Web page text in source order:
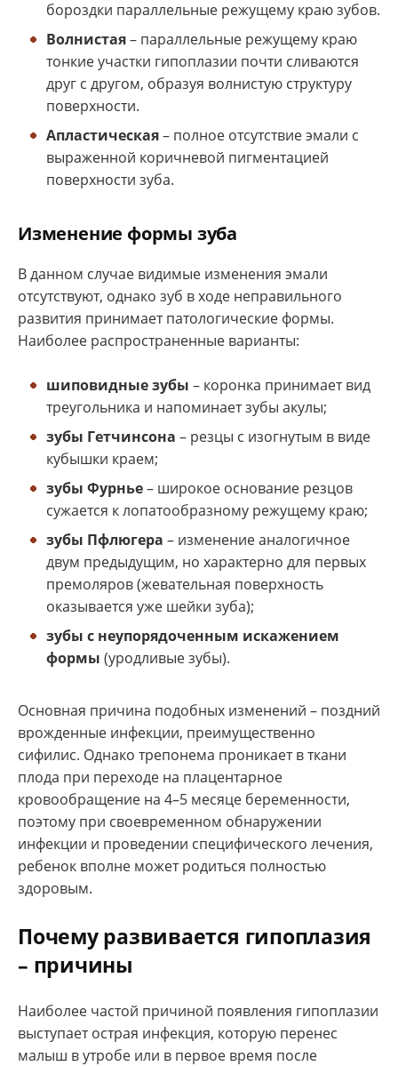
бороздки параллельные режущему краю зубов.
Волнистая– параллельные режущему краю
тонкие участки гипоплазии почти сливаются
друг с другом, образуя волнистую структуру
поверхности.
Апластическая– полное отсутствие эмали с
выраженной коричневой пигментацией
поверхности зуба.
Изменение формы зуба
В данном случае видимые изменения эмали
отсутствуют, однако зуб в ходе неправильного
развития принимает патологические формы.
Наиболее распространенные варианты:
шиповидные зубы – коронка принимает вид
треугольника и напоминает зубы акулы;
зубы Гетчинсона – резцы с изогнутым в виде
кубышки краем;
зубы Фурнье– широкое основание резцов
сужается к лопатообразному режущему краю;
зубы Пфлюгера – изменение аналогичное
двум предыдущим, но характерно для первых
премоляров (жевательная поверхность
оказывается уже шейки зуба);
зубы с неупорядоченным искажением
формы (уродливые зубы).
Основная причина подобных изменений – поздний
врожденные инфекции, преимущественно
сифилис. Однако трепонема проникает в ткани
плода при переходе на плацентарное
кровообращение на 4–5 месяце беременности,
поэтому при своевременном обнаружении
инфекции и проведении специфического лечения,
ребенок вполне может родиться полностью
здоровым.
Почему развивается гипоплазия
– причины
Наиболее частой причиной появления гипоплазии
выступает острая инфекция, которую перенес
малыш в утробе или в первое время после